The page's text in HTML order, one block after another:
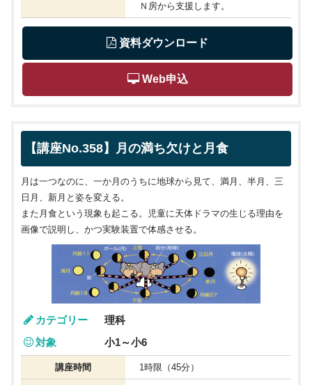
Ｎ房から支援します。
資料ダウンロード
Web申込
【講座No.358】月の満ち欠けと月食
月は一つなのに、一か月のうちに地球から見て、満月、半月、三
日月、新月と姿を変える。
また月食という現象も起こる。児童に天体ドラマの生じる理由を
画像で説明し、かつ実験装置で体感させる。
カテゴリー
理科
対象
小1～小6
講座時間 1時限（45分）